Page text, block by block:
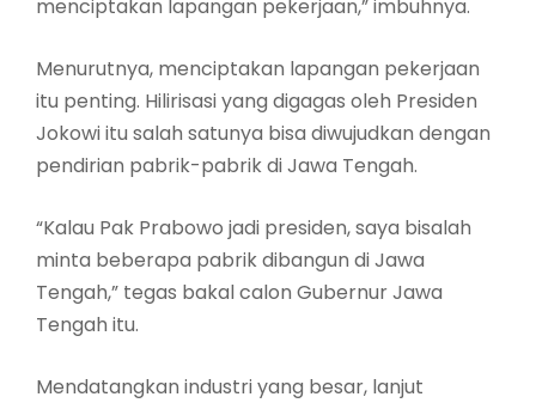
menciptakan lapangan pekerjaan,” imbuhnya.
Menurutnya, menciptakan lapangan pekerjaan
itu penting. Hilirisasi yang digagas oleh Presiden
Jokowi itu salah satunya bisa diwujudkan dengan
pendirian pabrik-pabrik di Jawa Tengah.
“Kalau Pak Prabowo jadi presiden, saya bisalah
minta beberapa pabrik dibangun di Jawa
Tengah,” tegas bakal calon Gubernur Jawa
Tengah itu.
Mendatangkan industri yang besar, lanjut